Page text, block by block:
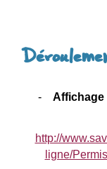
Affichage
http://
ligne/